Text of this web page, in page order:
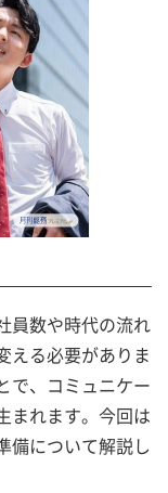
員数や時代の流れ
える必要がありま
で、コミュニケー
まれます。今回は
備について解説し